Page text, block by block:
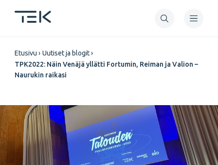
pääsisältöön
Murupolku
Etusivu
Uutiset ja blogit
TPK2022: Näin Venäjä yllätti Fortumin, Reiman ja Valion –
Naurukin raikasi